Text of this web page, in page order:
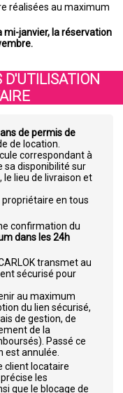
réalisées au maximum
mi-janvier, la réservation
D'UTILISATION
de permis de
de location.
correspondant à
sa disponibilité sur
le lieu de livraison et
propriétaire en tous
confirmation du
dans les 24h
transmet au
sécurisé pour
au maximum
du lien sécurisé,
de gestion, de
de la
Passé ce
est annulée.
client locataire
les
que le blocage de